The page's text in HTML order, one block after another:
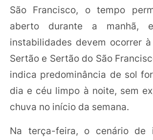
São Francisco, o tempo
aberto durante a manhã,
instabilidades devem ocorrer
Sertão e Sertão do São
indica predominância de sol
dia e céu limpo à noite, sem
chuva no início da semana.
Na terça-feira, o cenário de